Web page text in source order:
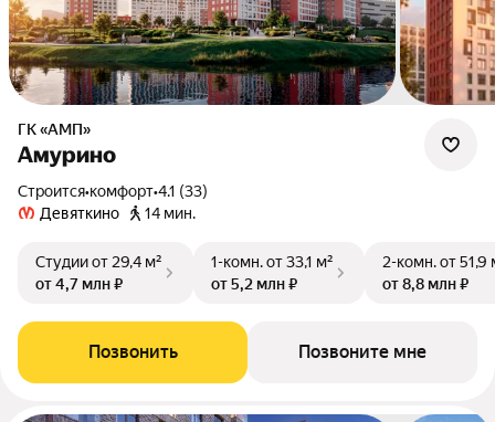
ГК «АМП»
Амурино
Строится•комфорт•4.1 (33)
Девяткино
14 мин.
Студииот 29,4 м²
от 4,7 млн ₽
1-комн.от 33,1 м²
от 5,2 млн ₽
2-комн.от 51,9
от 8,8 млн ₽
Позвонить Позвоните мне